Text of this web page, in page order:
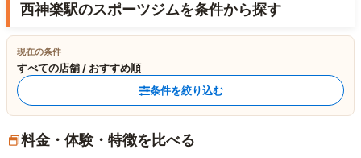
西神楽駅のスポーツジムを条件から探す
現在の条件
すべての店舗 / おすすめ順
条件を絞り込む
料金・体験・特徴を比べる